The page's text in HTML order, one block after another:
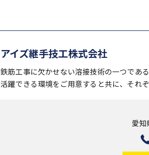
アイズ継手技工株式会社
鉄筋工事に欠かせない溶接技術の一つであ
活躍できる環境をご用意すると共に、それ
愛知